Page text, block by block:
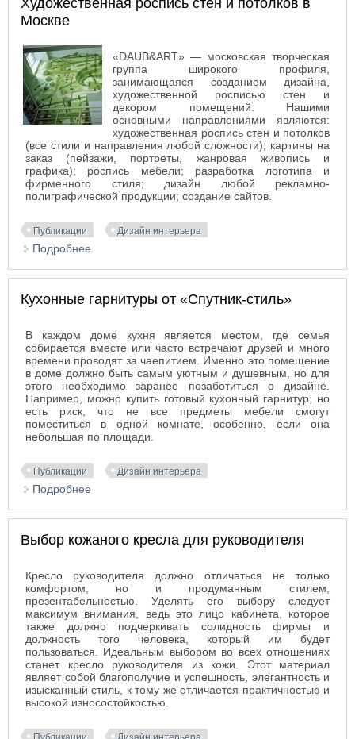
Художественная роспись стен и потолков в
Москве
«DAUB&ART» — московская творческая
группа широкого профиля,
занимающаяся созданием дизайна,
художественной росписью стен и
декором помещений. Нашими
основными направлениями являются:
художественная роспись стен и потолков
(все стили и направления любой сложности); картины на
заказ (пейзажи, портреты, жанровая живопись и
графика); роспись мебели; разработка логотипа и
фирменного стиля; дизайн любой рекламно-
полиграфической продукции; создание сайтов.
Публикации Дизайн интерьера
Подробнее
Кухонные гарнитуры от «Спутник-стиль»
В каждом доме кухня является местом, где семья
собирается вместе или часто встречают друзей и много
времени проводят за чаепитием. Именно это помещение
в доме должно быть самым уютным и душевным, но для
этого необходимо заранее позаботиться о дизайне.
Например, можно купить готовый кухонный гарнитур, но
есть риск, что не все предметы мебели смогут
поместиться в одной комнате, особенно, если она
небольшая по площади.
Публикации Дизайн интерьера
Подробнее
Выбор кожаного кресла для руководителя
Кресло руководителя должно отличаться не только
комфортом, но и продуманным стилем,
презентабельностью. Уделять его выбору следует
максимум внимания, ведь это лицо кабинета, которое
также должно подчеркивать солидность фирмы и
должность того человека, который им будет
пользоваться. Идеальным выбором во всех отношениях
станет кресло руководителя из кожи. Этот материал
являет собой благополучие и успешность, элегантность и
изысканный стиль, к тому же отличается практичностью и
высокой износостойкостью.